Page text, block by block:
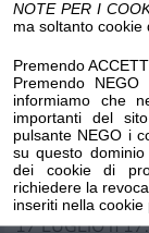
NOTE PER I
ma soltanto cookie
Premendo
Premendo
informiamo che
importanti del
pulsante NEGO i
su questo
dei cookie di
richiedere la
inseriti nella cookie
Biblioteca
Via Gramsci /
5 a RASSEGNA
"... seconda
libriamoci tra
17 LUGLIO h